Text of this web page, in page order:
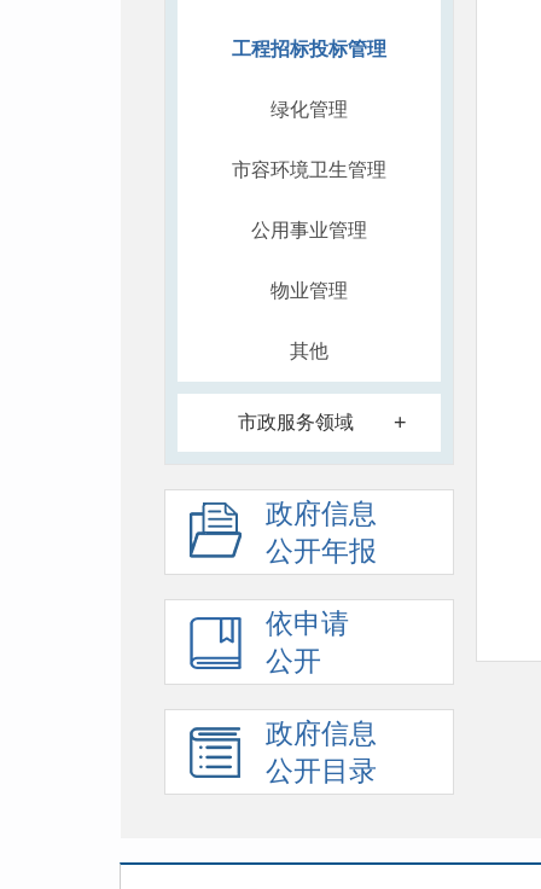
工程招标投标管理
绿化管理
市容环境卫生管理
公用事业管理
物业管理
其他
市政服务领域 +
政府信息
公开年报
依申请
公开
政府信息
公开目录